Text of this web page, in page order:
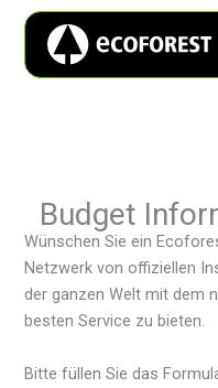
Budget
Wünschen Sie ein
Netzwerk von offiziellen
der ganzen Welt mit dem
besten Service zu bieten.
Bitte füllen Sie das